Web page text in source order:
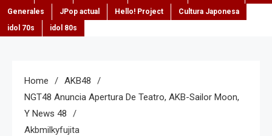
Generales
JPop actual Hello! Project
Cultura Japonesa
idol 70s
idol 80s
Home
AKB48
NGT48 Anuncia Apertura De Teatro, AKB-Sailor Moon,
Y News 48
Akbmilkyfujita